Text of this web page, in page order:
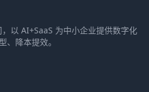
以 AI+SaaS 为中小企业提供数字化
、降本提效。